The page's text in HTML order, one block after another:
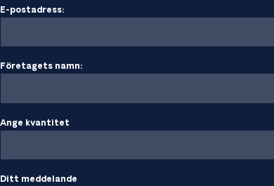
E-postadress:
Företagets namn:
Ange kvantitet
Ditt meddelande